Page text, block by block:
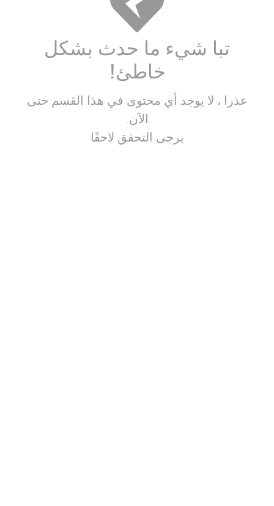
تبا شيء ما حدث بشكل
خاطئ!
عذرا ، لا يوجد أي محتوى في هذا القسم حتى
الآن.
يرجى التحقق لاحقًا